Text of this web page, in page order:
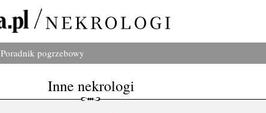
Poradnik pogrzebowy
Inne nekrologi